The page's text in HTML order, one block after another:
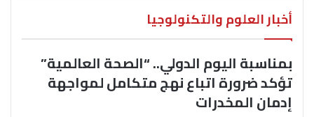
أخبار العلوم والتكنولوجيا
بمناسبة اليوم الدولي.. “الصحة العالمية”
تؤكد ضرورة اتباع نهج متكامل لمواجهة
إدمان المخدرات